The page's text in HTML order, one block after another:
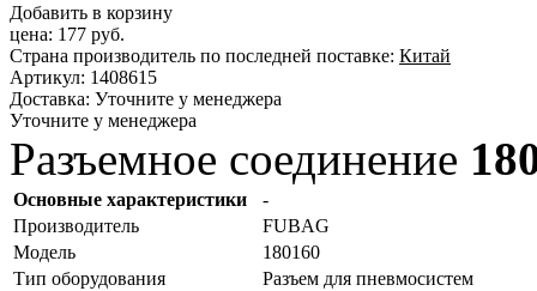
Добавить в корзину
цена: 177 руб.
Страна производитель по последней поставке: Китай
Артикул: 1408615
Доставка: Уточните у менеджера
Уточните у менеджера
Разъемное соединение
Основные характеристики
-
Производитель
FUBAG
Модель
180160
Тип оборудования
Разъем для пневмосистем